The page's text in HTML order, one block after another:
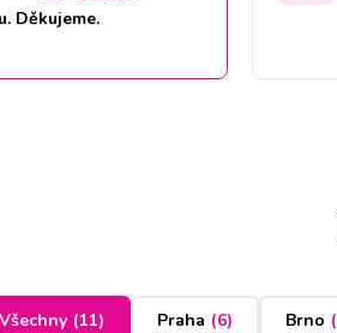
Děkujeme.
Všechny (11) Praha (6) Brno (